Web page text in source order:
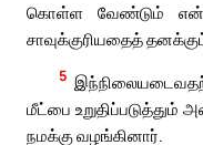
கொள்ள வேண்டும்
சாவுக்குரியதைத்
5
மீட்பை
நமக்கு வழங்கினார்.